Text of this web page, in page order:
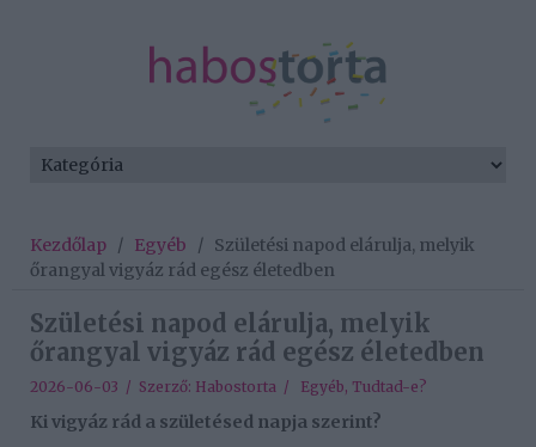
Kezdőlap / Egyéb / Születési napod elárulja, melyik
őrangyal vigyáz rád egész életedben
Születési napod elárulja, melyik
őrangyal vigyáz rád egész életedben
2026-06-03 / Szerző: Habostorta / Egyéb, Tudtad-e?
Ki vigyáz rád a születésed napja szerint?